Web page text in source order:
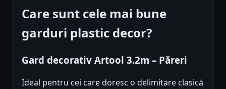
Care sunt cele mai bune
garduri plastic decor?
Gard decorativ Artool 3.2m – Păreri
Ideal pentru cei care doresc o delimitare clasică